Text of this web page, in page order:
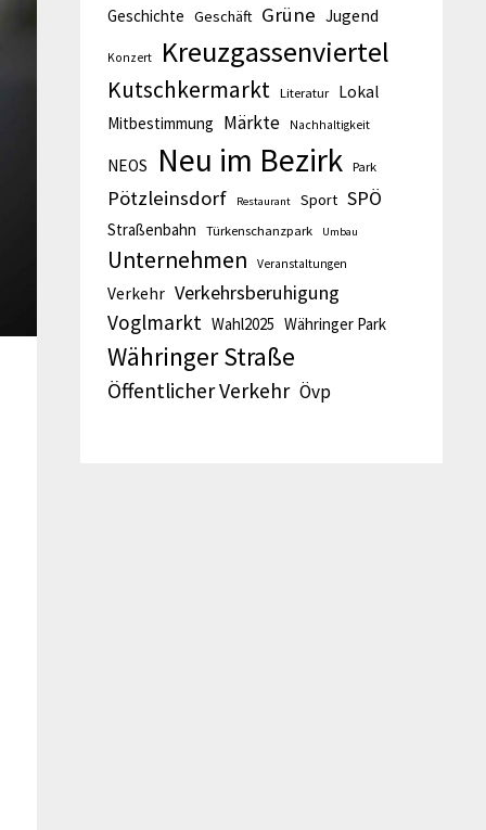
Geschichte Geschäft Grüne Jugend
Konzert Kreuzgassenviertel
Kutschkermarkt Literatur
Lokal
Mitbestimmung Märkte Nachhaltigkeit
NEOS Neu im Bezirk Park
Pötzleinsdorf Restaurant Sport SPÖ
Straßenbahn Türkenschanzpark Umbau
Unternehmen Veranstaltungen
Verkehr Verkehrsberuhigung
Voglmarkt Wahl2025 Währinger Park
Währinger Straße
Öffentlicher Verkehr Övp